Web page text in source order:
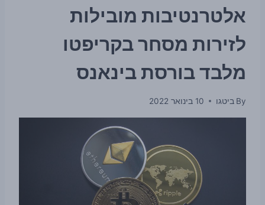
אלטרנטיבות מובילות
לזירות מסחר בקריפטו
מלבד בורסת בינאנס
By ביטגו 10 בינואר 2022